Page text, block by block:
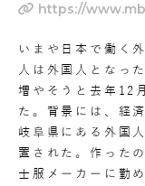
https://
いまや日本で働く
人は外国人となっ
増やそうと去年12
た。背景には、経
岐阜県にある外国
置された。作った
士服メーカーに勤